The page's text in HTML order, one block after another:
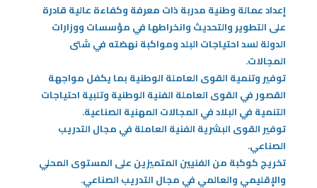
إعداد عمالة وطنية مدربة ذات معرفة وكفاءة عالية قادرة
على التطوير والتحديث وانخراطها في مؤسسات ووزارات
الدولة لسد احتياجات البلد ومواكبة نهضته في شتى
المجالات.
توفير وتنمية القوى العاملة الوطنية بما يكفل مواجهة
القصور في القوى العاملة الفنية الوطنية وتلبية احتياجات
التنمية في البلاد في المجالات المهنية الصناعية.
توفير القوى البشرية الفنية العاملة في مجال التدريب
الصناعي.
تخريج كوكبة من الفنيين المتميزين على المستوى المحلي
والإقليمي والعالمي في مجال التدريب الصناعي.